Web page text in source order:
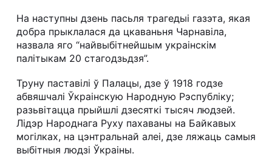
На наступны дзень пасьля трагедыі газэта, якая
добра прыклалася да цкаваньня Чарнавіла,
назвала яго “найвыбітнейшым украінскім
палітыкам 20 стагодзьдзя”.
Труну паставілі ў Палацы, дзе ў 1918 годзе
абвяшчалі Ўкраінскую Народную Рэспубліку;
разьвітацца прыйшлі дзесяткі тысяч людзей.
Лідэр Народнага Руху пахаваны на Байкавых
могілках, на цэнтральнай алеі, дзе ляжаць самыя
выбітныя людзі Ўкраіны.